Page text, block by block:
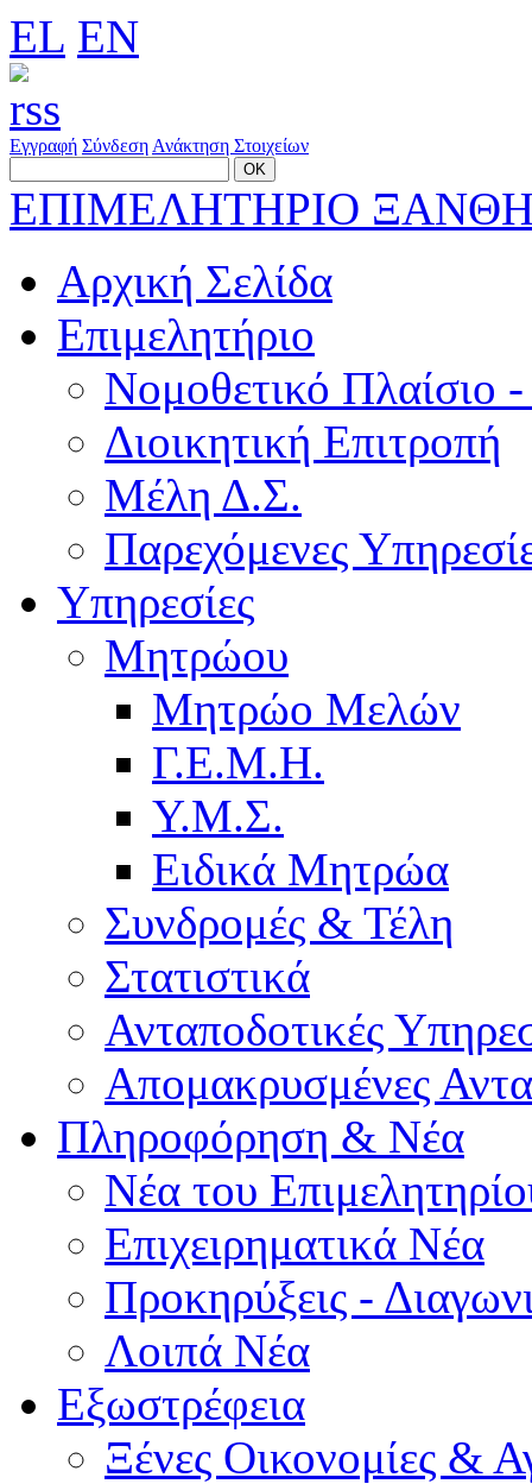
EL EN
Εγγραφή Σύνδεση Ανάκτηση Στοιχείων
ΕΠΙΜΕΛΗΤΗΡΙΟ
Αρχική Σελίδα
Επιμελητήριο
Νομοθετικό Πλαίσιο
Διοικητική Επιτροπή
Μέλη Δ.Σ.
Παρεχόμενες
Υπηρεσίες
Μητρώου
Μητρώο Μελών
Γ.Ε.Μ.Η.
Υ.Μ.Σ.
Ειδικά Μητρώα
Συνδρομές & Τέλη
Στατιστικά
Ανταποδοτικές
Απομακρυσμένες
Πληροφόρηση & Νέα
Νέα του
Επιχειρηματικά Νέα
Προκηρύξεις -
Λοιπά Νέα
Εξωστρέφεια
Ξένες Οικονομίες &